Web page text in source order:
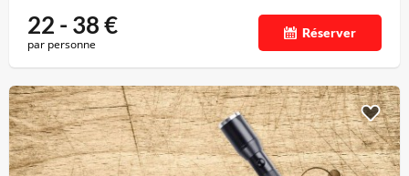
22 - 38€
par personne
Réserver